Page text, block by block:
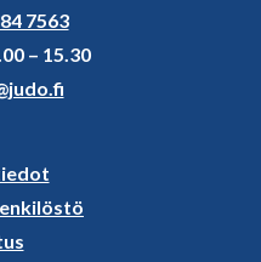
7563
– 15.30